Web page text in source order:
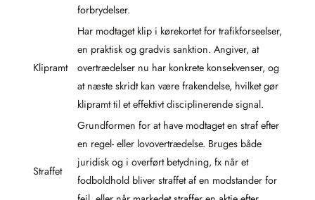
forbrydelser.
Klipramt
Har modtaget klip i kørekortet for trafikforseelser,
en praktisk og gradvis sanktion. Angiver, at
overtrædelser nu har konkrete konsekvenser, og
at næste skridt kan være frakendelse, hvilket gør
klipramt til et effektivt disciplinerende signal.
Straffet
Grundformen for at have modtaget en straf efter
en regel- eller lovovertrædelse. Bruges både
juridisk og i overført betydning, fx når et
fodboldhold bliver straffet af en modstander for